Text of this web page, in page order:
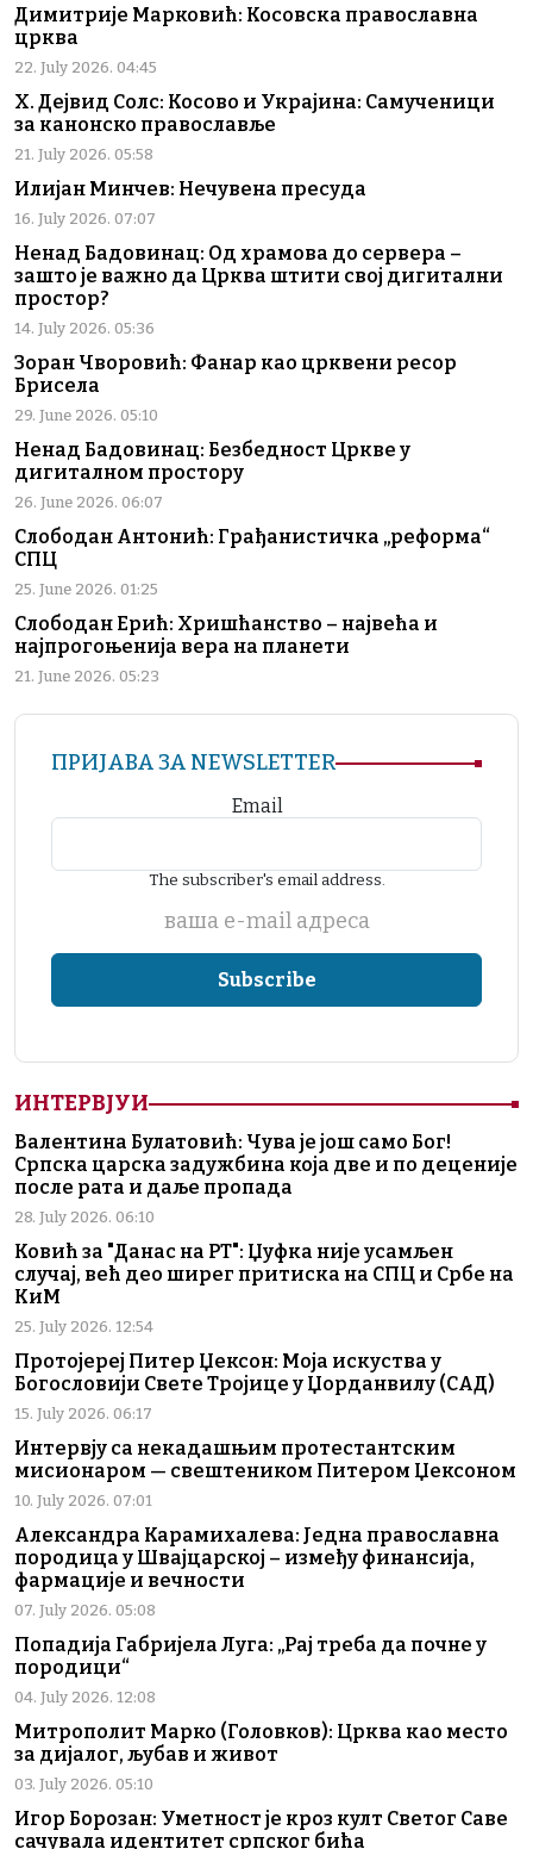
Димитрије Марковић: Косовска православна
црква
22. July 2026. 04:45
Х. Дејвид Солс: Косово и Украјина: Самученици
за канонско православље
21. July 2026. 05:58
Илијан Минчев: Нечувена пресуда
16. July 2026. 07:07
Ненад Бадовинац: Од храмова до сервера –
зашто је важно да Црква штити свој дигитални
простор?
14. July 2026. 05:36
Зоран Чворовић: Фанар као црквени ресор
Брисела
29. June 2026. 05:10
Ненад Бадовинац: Безбедност Цркве у
дигиталном простору
26. June 2026. 06:07
Слободан Антонић: Грађанистичка „реформа“
СПЦ
25. June 2026. 01:25
Слободан Ерић: Хришћанство – највећа и
најпрогоњенија вера на планети
21. June 2026. 05:23
ПРИЈАВА ЗА NEWSLETTER
Email
The subscriber's email address.
ваша е-mail адреса
ИНТЕРВЈУИ
Валентина Булатовић: Чува је још само Бог!
Српска царска задужбина која две и по деценије
после рата и даље пропада
28. July 2026. 06:10
Ковић за "Данас на РТ": Џуфка није усамљен
случај, већ део ширег притиска на СПЦ и Србе на
КиМ
25. July 2026. 12:54
Протојереј Питер Џексон: Моја искуства у
Богословији Свете Тројице у Џорданвилу (САД)
15. July 2026. 06:17
Интервју са некадашњим протестантским
мисионаром — свештеником Питером Џексоном
10. July 2026. 07:01
Александра Карамихалева: Једна православна
породица у Швајцарској – између финансија,
фармације и вечности
07. July 2026. 05:08
Попадија Габријела Луга: „Рај треба да почне у
породици“
04. July 2026. 12:08
Митрополит Марко (Головков): Црква као место
за дијалог, љубав и живот
03. July 2026. 05:10
Игор Борозан: Уметност је кроз култ Светог Саве
сачувала идентитет српског бића